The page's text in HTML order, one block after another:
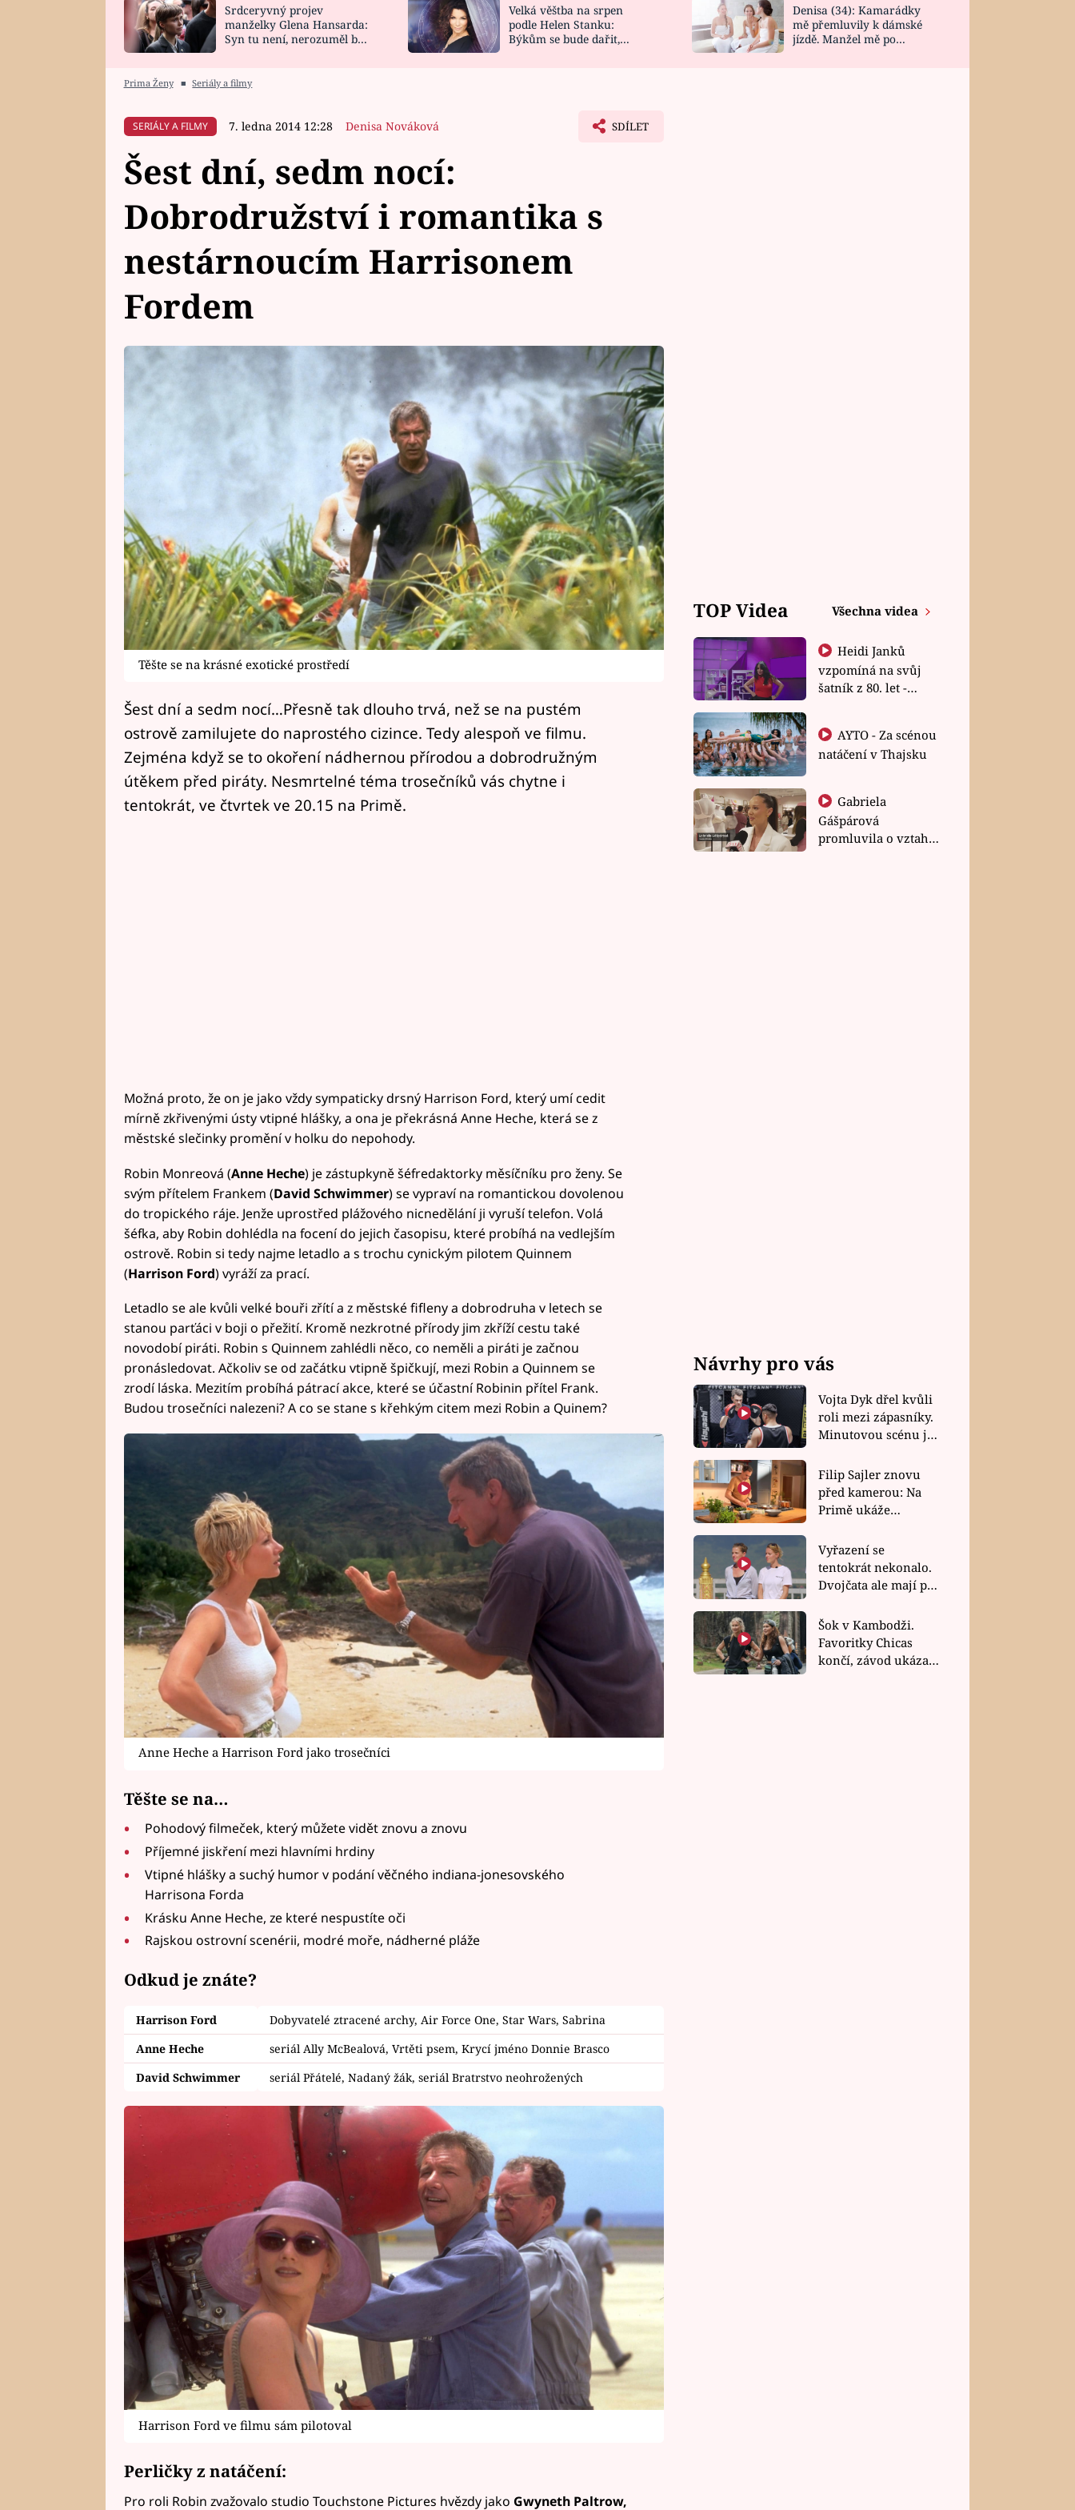
HOROSKOP NA
CELEBRITY
VAŘENÍ
NOVINKY
VIDEORECEPTY
DESIGN
Srdceryvný projev
manželky Glena Hansarda:
Syn tu není, nerozuměl by
Velká věštba na srpen
podle Helen Stanku:
Býkům se bude dařit,
Denisa (34): Kamarádky
mě přemluvily k dámské
jízdě. Manžel mě po
Prima Ženy ■ Seriály a filmy
SERIÁLY A FILMY 7. ledna 2014 12:28 Denisa Nováková SDÍLET
Šest dní, sedm nocí:
Dobrodružství i romantika s
nestárnoucím Harrisonem
Fordem
Těšte se na krásné exotické prostředí
Šest dní a sedm nocí…Přesně tak dlouho trvá, než se na pustém
ostrově zamilujete do naprostého cizince. Tedy alespoň ve filmu.
Zejména když se to okoření nádhernou přírodou a dobrodružným
útěkem před piráty. Nesmrtelné téma trosečníků vás chytne i
tentokrát, ve čtvrtek ve 20.15 na Primě.
Možná proto, že on je jako vždy sympaticky drsný Harrison Ford, který umí cedit
mírně zkřivenými ústy vtipné hlášky, a ona je překrásná Anne Heche, která se z
městské slečinky promění v holku do nepohody.
Robin Monreová (Anne Heche) je zástupkyně šéfredaktorky měsíčníku pro ženy. Se
svým přítelem Frankem (David Schwimmer) se vypraví na romantickou dovolenou
do tropického ráje. Jenže uprostřed plážového nicnedělání ji vyruší telefon. Volá
šéfka, aby Robin dohlédla na focení do jejich časopisu, které probíhá na vedlejším
ostrově. Robin si tedy najme letadlo a s trochu cynickým pilotem Quinnem
(Harrison Ford) vyráží za prací.
Letadlo se ale kvůli velké bouři zřítí a z městské fifleny a dobrodruha v letech se
stanou parťáci v boji o přežití. Kromě nezkrotné přírody jim zkříží cestu také
novodobí piráti. Robin s Quinnem zahlédli něco, co neměli a piráti je začnou
pronásledovat. Ačkoliv se od začátku vtipně špičkují, mezi Robin a Quinnem se
zrodí láska. Mezitím probíhá pátrací akce, které se účastní Robinin přítel Frank.
Budou trosečníci nalezeni? A co se stane s křehkým citem mezi Robin a Quinem?
Anne Heche a Harrison Ford jako trosečníci
Těšte se na…
Pohodový filmeček, který můžete vidět znovu a znovu
Příjemné jiskření mezi hlavními hrdiny
Vtipné hlášky a suchý humor v podání věčného indiana-jonesovského
Harrisona Forda
Krásku Anne Heche, ze které nespustíte oči
Rajskou ostrovní scenérii, modré moře, nádherné pláže
Odkud je znáte?
Harrison Ford
Dobyvatelé ztracené archy, Air Force One, Star Wars, Sabrina
Anne Heche
seriál Ally McBealová, Vrtěti psem, Krycí jméno Donnie Brasco
David Schwimmer
seriál Přátelé, Nadaný žák, seriál Bratrstvo neohrožených
Harrison Ford ve filmu sám pilotoval
Perličky z natáčení:
Pro roli Robin zvažovalo studio Touchstone Pictures hvězdy jako Gwyneth Paltrow,
TOP Videa Všechna videa
Heidi Janků
vzpomíná na svůj
šatník z 80. let -
natáčení v Thajsku
Gabriela
Gášpárová
promluvila o vztahu
Návrhy pro vás
Vojta Dyk dřel kvůli
roli mezi zápasníky.
Minutovou scénu jel
Filip Sajler znovu
před kamerou: Na
Primě ukáže
rychlé recepty
Vyřazení se
tentokrát nekonalo.
Dvojčata ale mají po
závodu nůž na krku
Šok v Kambodži.
Favoritky Chicas
končí, závod ukázal